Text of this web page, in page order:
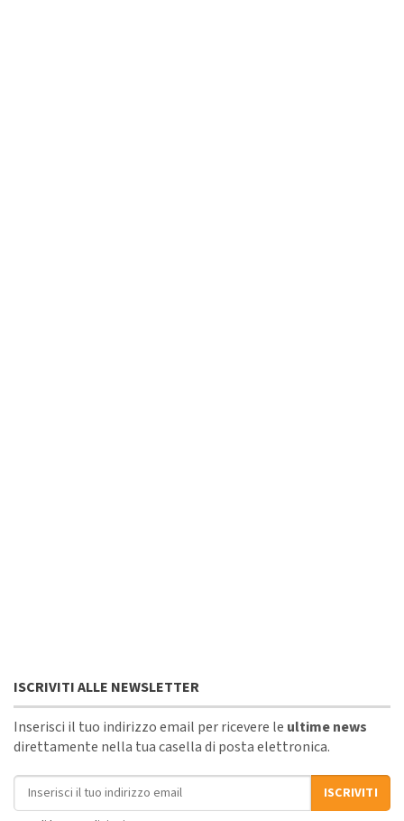
ISCRIVITI ALLE NEWSLETTER
Inserisci il tuo indirizzo email per ricevere le ultime news
direttamente nella tua casella di posta elettronica.
Indirizzo email
ISCRIVITI